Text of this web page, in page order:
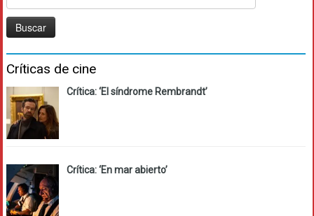
Críticas de cine
Crítica: ‘El síndrome Rembrandt’
Crítica: ‘En mar abierto’